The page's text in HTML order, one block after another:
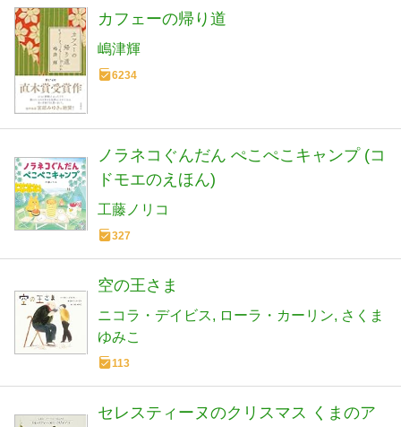
カフェーの帰り道
嶋津輝
6234
ノラネコぐんだん ぺこぺこキャンプ (コ
ドモエのえほん)
工藤ノリコ
327
空の王さま
ニコラ・デイビス ローラ・カーリン
さくま
ゆみこ
113
セレスティーヌのクリスマス くまのア